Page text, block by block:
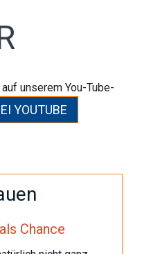
unserem You-Tube-
YOUTUBE
Chance